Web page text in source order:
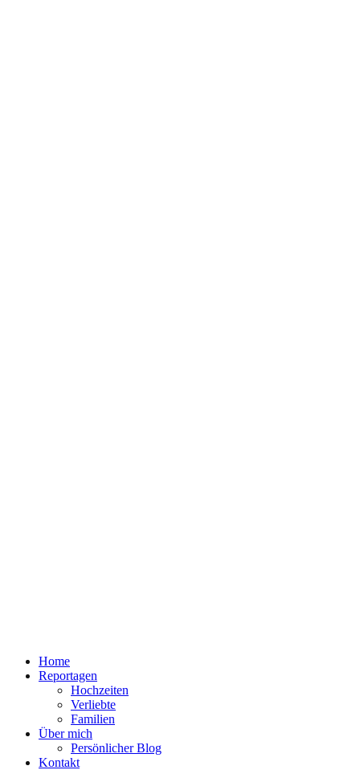
Home
Reportagen
Hochzeiten
Verliebte
Familien
Über mich
Persönlicher Blog
Kontakt